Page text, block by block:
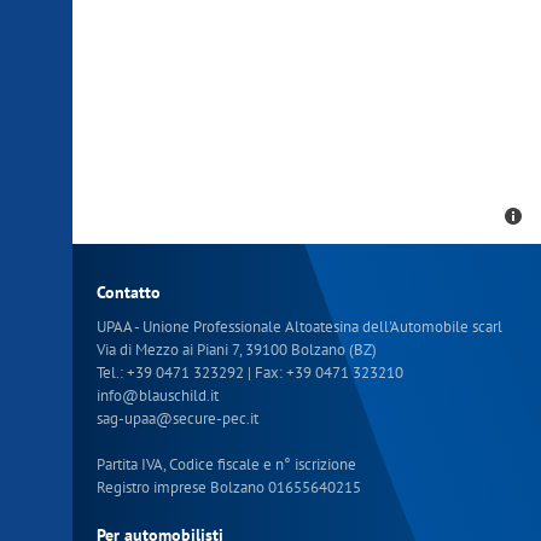
Contatto
UPAA - Unione Professionale Altoatesina dell'Automobile scarl
Via di Mezzo ai Piani 7, 39100 Bolzano (BZ)
Tel.:+39 0471 323292 | Fax: +39 0471 323210
info@blauschild.it
sag-upaa@secure-pec.it
Partita IVA, Codice fiscale e n° iscrizione
Registro imprese Bolzano 01655640215
Per automobilisti